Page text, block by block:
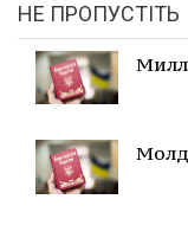
НЕ ПРОПУСТІТЬ